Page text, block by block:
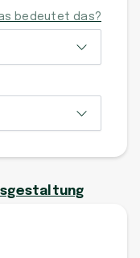
bedeutet das?